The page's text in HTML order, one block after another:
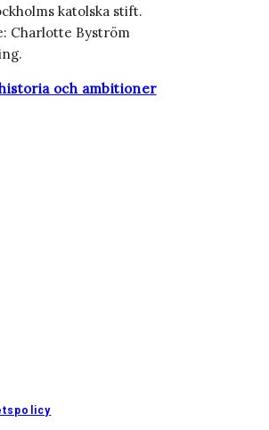
katolska stift.
Charlotte Byström
och ambitioner